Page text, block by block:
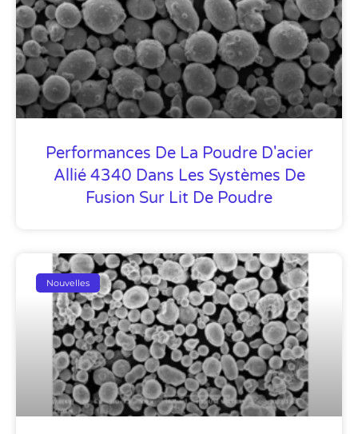
Performances De La Poudre D'acier
Allié 4340 Dans Les Systèmes De
Fusion Sur Lit De Poudre
Nouvelles